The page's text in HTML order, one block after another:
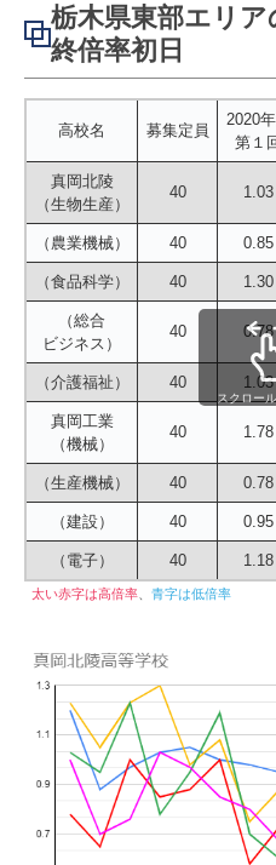
栃木県東部エリ
終倍率初日
高校名 募集定員
2020
第１
真岡北陵
（生物生産）
40 1.03
（農業機械） 40 0.85
（食品科学） 40 1.30
（総合
ビジネス）
40 0.78
（介護福祉） 40 1.03
真岡工業
（機械）
40 1.78
（生産機械） 40 0.78
（建設） 40 0.95
（電子） 40 1.18
スクロー
太い赤字は高倍率 青字は低倍率